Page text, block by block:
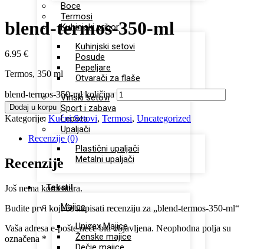
Boce
Termosi
Kuhinjski pribor
Kuhinjski setovi
Posude
Pepeljare
Otvarači za flaše
Vinski setovi
Sport i zabava
Lepota
Upaljači
Plastični upaljači
Metalni upaljači
Tekstil
Majice
Unisex Majice
Ženske majice
blend-termos-350-ml
6.95 €
Termos, 350 ml
blend-termos-350-ml količina
Dodaj u korpu
Kategorije: Kućni Setovi, Termosi, Uncategorized
Recenzije (0)
Recenzije
Još nema komentara.
Budite prvi koji će napisati recenziju za „blend-termos-350-ml“
Vaša adresa e-pošte neće biti objavljena. Neophodna polja su
označena *